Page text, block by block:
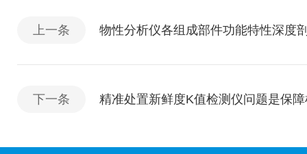
上一条 物性分析仪各组成部件功能特性深度
下一条 精准处置新鲜度K值检测仪问题是保